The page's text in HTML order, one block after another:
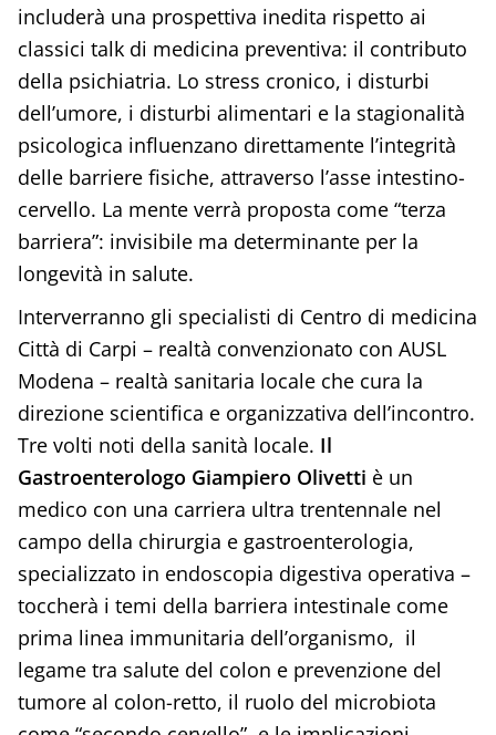
includerà una prospettiva inedita rispetto ai
classici talk di medicina preventiva: il contributo
della psichiatria. Lo stress cronico, i disturbi
dell’umore, i disturbi alimentari e la stagionalità
psicologica influenzano direttamente l’integrità
delle barriere fisiche, attraverso l’asse intestino-
cervello. La mente verrà proposta come “terza
barriera”: invisibile ma determinante per la
longevità in salute.
Interverranno gli specialisti di Centro di medicina
Città di Carpi – realtà convenzionato con AUSL
Modena – realtà sanitaria locale che cura la
direzione scientifica e organizzativa dell’incontro.
Tre volti noti della sanità locale. Il
Gastroenterologo Giampiero Olivetti è un
medico con una carriera ultra trentennale nel
campo della chirurgia e gastroenterologia,
specializzato in endoscopia digestiva operativa –
toccherà i temi della barriera intestinale come
prima linea immunitaria dell’organismo, il
legame tra salute del colon e prevenzione del
tumore al colon-retto, il ruolo del microbiota